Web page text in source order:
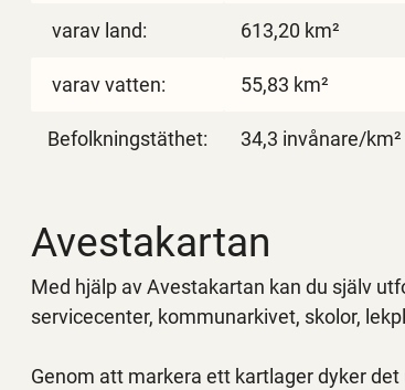
varav land: 613,20 km²
varav vatten: 55,83 km²
Befolkningstäthet: 34,3 invånare/km²
Avestakartan
Med hjälp av Avestakartan kan du själv
servicecenter, kommunarkivet, skolor,
Genom att markera ett kartlager dyker